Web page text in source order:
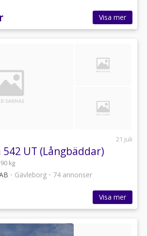
Visa mer
21 juli
UT (Långbäddar)
kg
• Gävleborg • 74 annonser
Visa mer